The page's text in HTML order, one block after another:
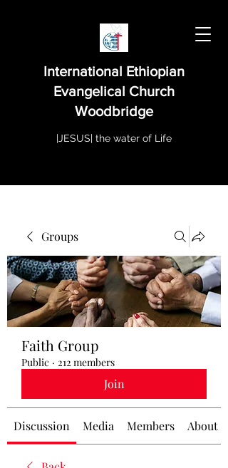
International Ethiopian
Evangelical Church
Woodbridge
|JESUS| the water of Life
Groups
Faith Group
Public · 212 members
Join
Discussion Media Members About